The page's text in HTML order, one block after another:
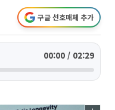
구글 선호매체 추가
00:00 / 02:29